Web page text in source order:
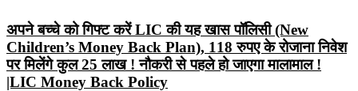
अपने बच्चे को गिफ्ट करें LIC की यह खास पॉलिसी (New
Children’s Money Back Plan), 118 रुपए के रोजाना निवेश
पर मिलेंगे कुल 25 लाख ! नौकरी से पहले हो जाएगा मालामाल !
|LIC Money Back Policy